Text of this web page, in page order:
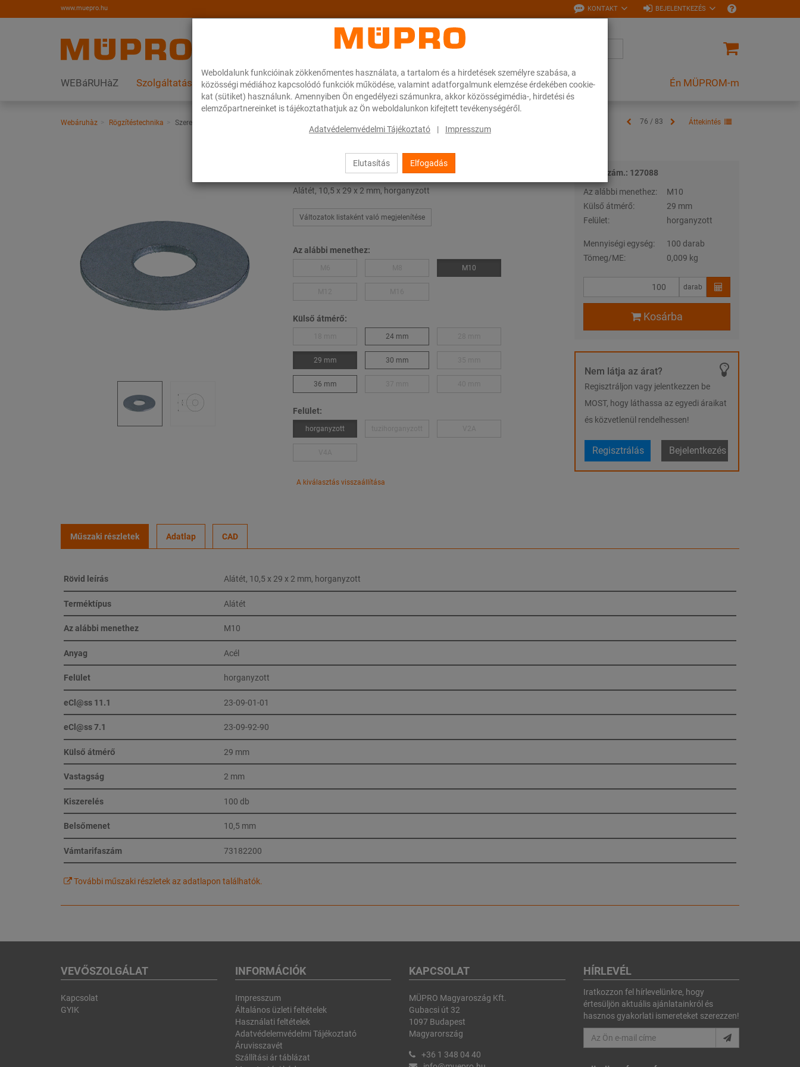
Weboldalunk funkcióinak zökkenőmentes használata, a tartalom és a hirdetések személyre szabása, a
közösségi médiához kapcsolódó funkciók működése, valamint adatforgalmunk elemzése érdekében cookie-
kat (sütiket) használunk. Amennyiben Ön engedélyezi számunkra, akkor közösségimédia-, hirdetési és
elemzőpartnereinket is tájékoztathatjuk az Ön weboldalunkon kifejtett tevékenységéről.
Adatvédelemvédelmi Tájékoztató | Impresszum
Elutasítás Elfogadás
www.muepro.hu KONTAKT BEJELENTKEZÉS
WEBáRUHàZ Szolgáltatások Megoldások A MÜPRO-ról Karrier Downloads Én MÜPROM-m
Webáruhàz Rögzítéstechnika Szerelési anyagok 76 / 83 Áttekintés
Alátét, 10,5 x 29 x 2 mm, horganyzott
Változatok listaként való megjelenítése
Az alábbi menethez:
M10
Külső átmérő:
24 mm
29 mm 30 mm
36 mm
Felület:
horganyzott
A kiválasztás visszaállítása
Tételszám.: 127088
Az alábbi menethez:
M10
Külső átmérő:
29 mm
Felület:
horganyzott
Mennyiségi egység:
100 darab
Tömeg/ME:
0,009 kg
darab
Kosárba
Nem látja az árat?
Regisztráljon vagy jelentkezzen be
MOST, hogy láthassa az egyedi áraikat
és közvetlenül rendelhessen!
Regisztrálás Bejelentkezés
Műszaki részletek Adatlap CAD
Rövid leírás Alátét, 10,5 x 29 x 2 mm, horganyzott
Terméktípus Alátét
Az alábbi menethez M10
Anyag Acél
Felület horganyzott
eCl@ss 11.1 23-09-01-01
eCl@ss 7.1 23-09-92-90
Külső átmérő 29 mm
Vastagság 2 mm
Kiszerelés 100 db
Belsőmenet 10,5 mm
Vámtarifaszám 73182200
További műszaki részletek az adatlapon találhatók.
VEVŐSZOLGÁLAT
Kapcsolat
GYIK
INFORMÁCIÓK
Impresszum
Általános üzleti feltételek
Használati feltételek
Adatvédelemvédelmi Tájékoztató
Áruvisszavét
Szállítási ár táblázat
KAPCSOLAT
MÜPRO Magyaroszág Kft.
Gubacsi út 32
1097 Budapest
Magyarország
+36 1 348 04 40
HÍRLEVÉL
Iratkozzon fel hírlevelünkre, hogy
értesüljön aktuális ajánlatainkról és
hasznos gyakorlati ismereteket szerezzen!